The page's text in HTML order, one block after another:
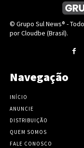
© Grupo Sul News® -
por Cloudbe (Brasil).
Navegação
INÍCIO
ANUNCIE
DISTRIBUIÇÃO
QUEM SOMOS
FALE CONOSCO